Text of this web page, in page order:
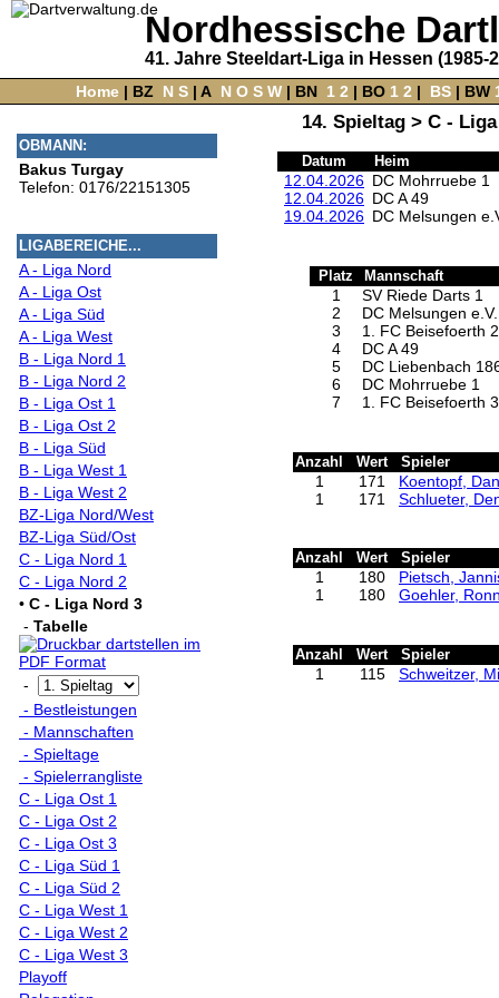
Nordhessische
41. Jahre Steeldart-Liga in Hessen (1985-
Home‌ | BZ N S‌ | A‌ N O S W‌ | BN‌ 1 2 | BO‌ 1 2 | BS| BW‌
14. Spieltag > C -
OBMANN:
Bakus Turgay
Telefon: 0176/22151305
LIGABEREICHE...
A - Liga Nord
A - Liga Ost
A - Liga Süd
A - Liga West
B - Liga Nord 1
B - Liga Nord 2
B - Liga Ost 1
B - Liga Ost 2
B - Liga Süd
B - Liga West 1
B - Liga West 2
BZ-Liga Nord/West
BZ-Liga Süd/Ost
C - Liga Nord 1
C - Liga Nord 2
• C - Liga Nord 3
- Tabelle
-
- Bestleistungen
- Mannschaften
- Spieltage
- Spielerrangliste
C - Liga Ost 1
C - Liga Ost 2
C - Liga Ost 3
C - Liga Süd 1
C - Liga Süd 2
C - Liga West 1
C - Liga West 2
C - Liga West 3
Playoff
Datum Heim
12.04.2026 DC Mohrruebe 1
12.04.2026 DC A 49
19.04.2026 DC Melsungen
Platz Mannschaft
1
SV Riede Darts 1
2
DC Melsungen
3
1. FC Beisefoerth 2
4
DC A 49
5
DC Liebenbach
6
DC Mohrruebe 1
7
1. FC Beisefoerth 3
Anzahl Wert Spieler
1 171
Koentopf,
1
171 Schlueter,
Anzahl Wert Spieler
1 180
Pietsch,
1
180 Goehler,
Anzahl Wert Spieler
1 115 Schweitzer,